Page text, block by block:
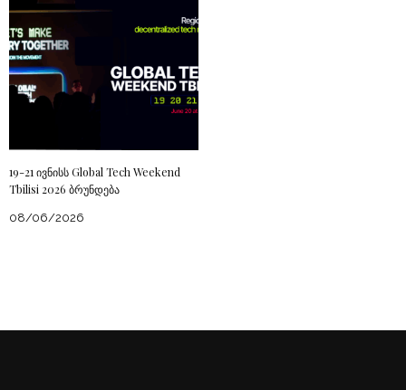
19-21 ივნისს Global Tech Weekend
Tbilisi 2026 ბრუნდება
08/06/2026